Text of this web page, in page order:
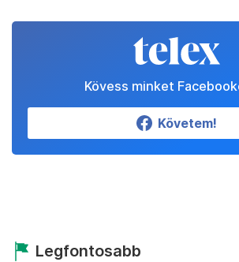
Kövess minket
Követem!
Legfontosabb